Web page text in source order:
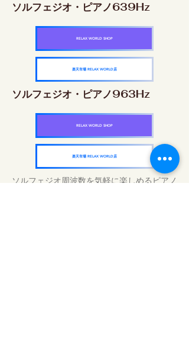
ソルフェジオ・ピアノ639Hz
RELAX WORLD SHOP
楽天市場 RELAX WORLD店
ソルフェジオ・ピアノ963Hz
RELAX WORLD SHOP
楽天市場 RELAX WORLD店
ソルフェジオ周波数を気軽に楽しめるピアノ